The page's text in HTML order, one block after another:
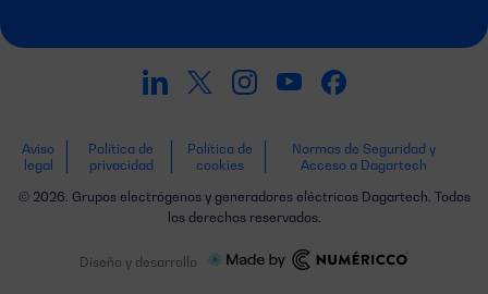
Aviso
legal
Política de
privacidad
Política de
cookies
Normas de Seguridad y
Acceso a Dagartech
© 2026. Grupos electrógenos y generadores eléctricos Dagartech. Todos
los derechos reservados.
Diseño y desarrollo